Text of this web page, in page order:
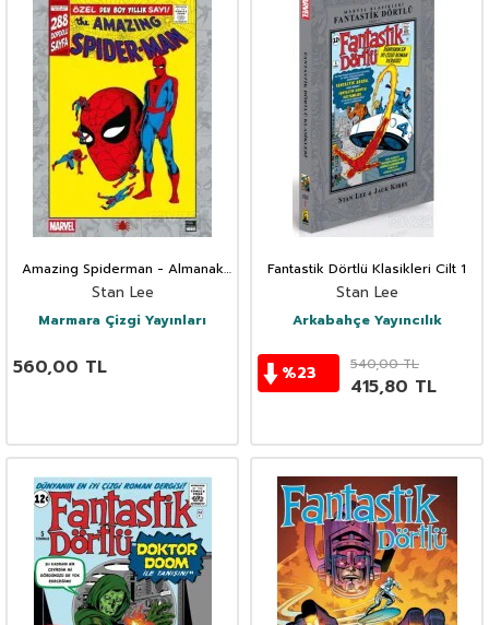
Amazing Spiderman - Almanak
1965
Stan Lee
Marmara Çizgi Yayınları
560,00 TL
Fantastik Dörtlü Klasikleri Cilt 1
Stan Lee
Arkabahçe Yayıncılık
%23 540,00TL
415,80 TL